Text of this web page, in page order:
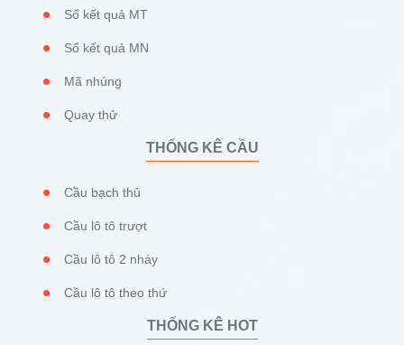
Sổ kết quả MT
Sổ kết quả MN
Mã nhúng
Quay thử
THỐNG KÊ CẦU
Cầu bạch thủ
Cầu lô tô trượt
Cầu lô tô 2 nháy
Cầu lô tô theo thứ
THỐNG KÊ HOT